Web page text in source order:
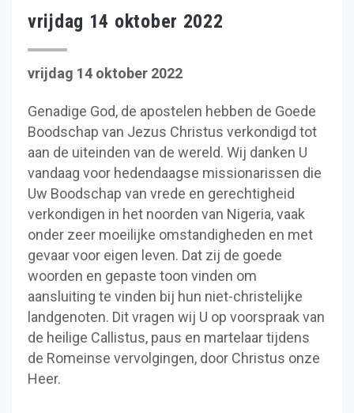
vrijdag 14 oktober 2022
vrijdag 14 oktober 2022
Genadige God, de apostelen hebben de Goede
Boodschap van Jezus Christus verkondigd tot
aan de uiteinden van de wereld. Wij danken U
vandaag voor hedendaagse missionarissen die
Uw Boodschap van vrede en gerechtigheid
verkondigen in het noorden van Nigeria, vaak
onder zeer moeilijke omstandigheden en met
gevaar voor eigen leven. Dat zij de goede
woorden en gepaste toon vinden om
aansluiting te vinden bij hun niet-christelijke
landgenoten. Dit vragen wij U op voorspraak van
de heilige Callistus, paus en martelaar tijdens
de Romeinse vervolgingen, door Christus onze
Heer.